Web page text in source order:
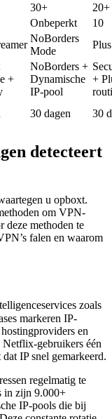
30+
20+
Onbeperkt
10
NoBorders
Mode
+
NoBorders +
Dynamische
IP-pool
+
30 dagen 30
detecteert
u opboxt.
om VPN-
deze methoden te
falen en waarom
zoals
markeren IP-
en
gebruikers één
IP snel gemarkeerd.
regelmatig te
in zijn 9.000+
IP-pools die bij